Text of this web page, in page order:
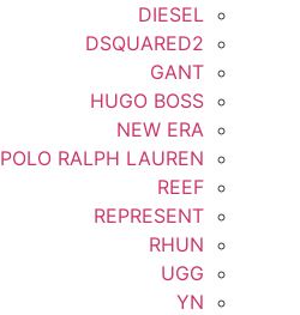
DIESEL
DSQUARED2
GANT
HUGO BOSS
NEW ERA
POLO RALPH LAUREN
REEF
REPRESENT
RHUN
UGG
YN